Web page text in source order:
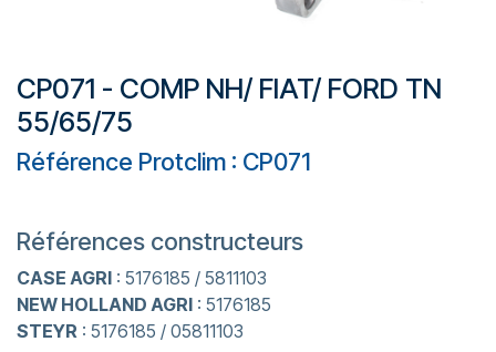
CP071 - COMP NH/ FIAT/ FORD TN
55/65/75
Référence Protclim : CP071
Références constructeurs
CASE AGRI : 5176185 / 5811103
NEW HOLLAND AGRI : 5176185
STEYR : 5176185 / 05811103